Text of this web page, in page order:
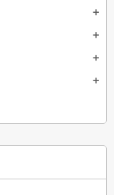
add
add
add
add